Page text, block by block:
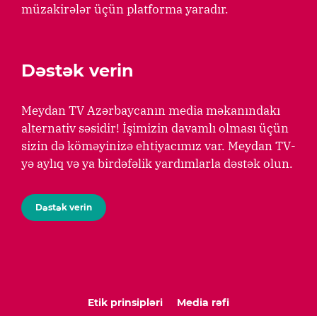
müzakirələr üçün platforma yaradır.
Dəstək verin
Meydan TV Azərbaycanın media məkanındakı
alternativ səsidir! İşimizin davamlı olması üçün
sizin də köməyinizə ehtiyacımız var. Meydan TV-
yə aylıq və ya birdəfəlik yardımlarla dəstək olun.
Dəstək verin
Etik prinsipləri
Media rəfi